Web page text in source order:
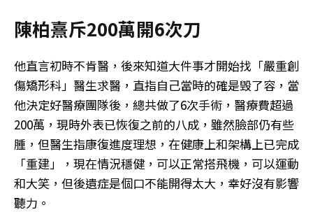
陳柏熹斥200萬開6次刀
他直言初時不肯醫，後來知道大件事才開始找「嚴重創
傷矯形科」醫生求醫，直指自己當時的確是毁了容，當
他決定好醫療團隊後，總共做了6次手術，醫療費超過
200萬，現時外表已恢復之前的八成，雖然臉部仍有些
腫，但醫生指康復進度理想，在健康上和架構上已完成
「重建」，現在情況穩健，可以正常搭飛機，可以運動
和大笑，但後遺症是個口不能開得太大，幸好沒有影響
聽力。